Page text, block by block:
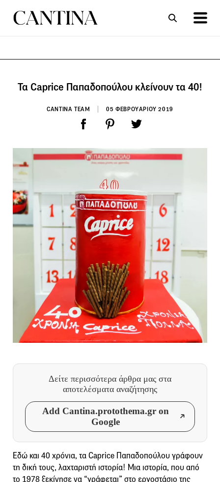
Τα Caprice Παπαδοπούλου κλείνουν τα 40!
CANTINA TEAM 05 ΦΕΒΡΟΥΑΡΙΟΥ 2019
Δείτε περισσότερα άρθρα μας στα
αποτελέσματα αναζήτησης
Add Cantina.protothema.gr on
Google
Εδώ και 40 χρόνια, τα Caprice Παπαδοπούλου γράφουν
τη δική τους, λαχταριστή ιστορία! Μια ιστορία, που από
το 1978 ξεκίνησε να “γράφεται” στο εργοστάσιο της